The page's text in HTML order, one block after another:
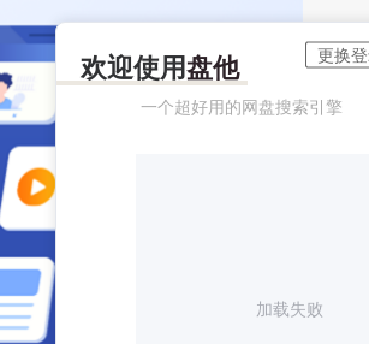
欢迎使用盘他
一个超好用的网盘搜索引擎
加载失败